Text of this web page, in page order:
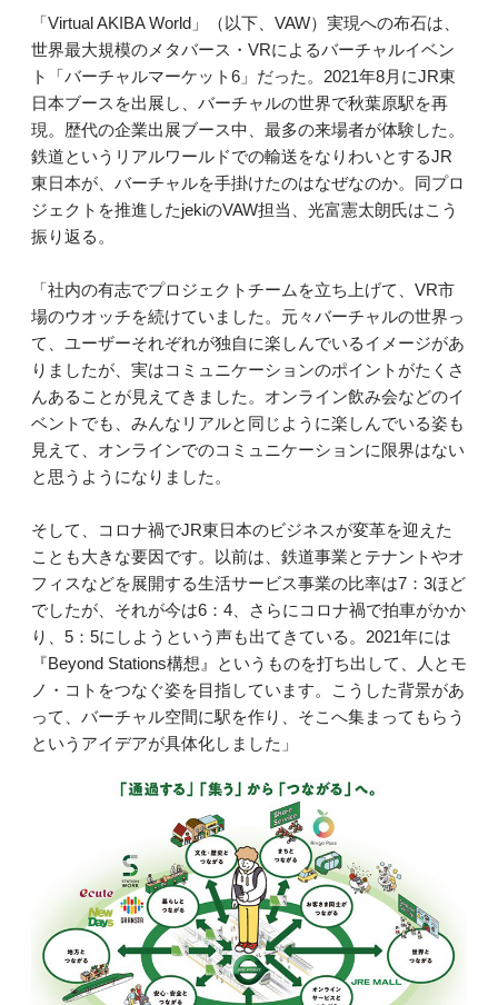
「Virtual AKIBA World」（以下、VAW）実現への布石は、
世界最大規模のメタバース・VRによるバーチャルイベン
ト「バーチャルマーケット6」だった。2021年8月にJR東
日本ブースを出展し、バーチャルの世界で秋葉原駅を再
現。歴代の企業出展ブース中、最多の来場者が体験した。
鉄道というリアルワールドでの輸送をなりわいとするJR
東日本が、バーチャルを手掛けたのはなぜなのか。同プロ
ジェクトを推進したjekiのVAW担当、光富憲太朗氏はこう
振り返る。
「社内の有志でプロジェクトチームを立ち上げて、VR市
場のウオッチを続けていました。元々バーチャルの世界っ
て、ユーザーそれぞれが独自に楽しんでいるイメージがあ
りましたが、実はコミュニケーションのポイントがたくさ
んあることが見えてきました。オンライン飲み会などのイ
ベントでも、みんなリアルと同じように楽しんでいる姿も
見えて、オンラインでのコミュニケーションに限界はない
と思うようになりました。
そして、コロナ禍でJR東日本のビジネスが変革を迎えた
ことも大きな要因です。以前は、鉄道事業とテナントやオ
フィスなどを展開する生活サービス事業の比率は7：3ほど
でしたが、それが今は6：4、さらにコロナ禍で拍車がかか
り、5：5にしようという声も出てきている。2021年には
『Beyond Stations構想』というものを打ち出して、人とモ
ノ・コトをつなぐ姿を目指しています。こうした背景があ
って、バーチャル空間に駅を作り、そこへ集まってもらう
というアイデアが具体化しました」